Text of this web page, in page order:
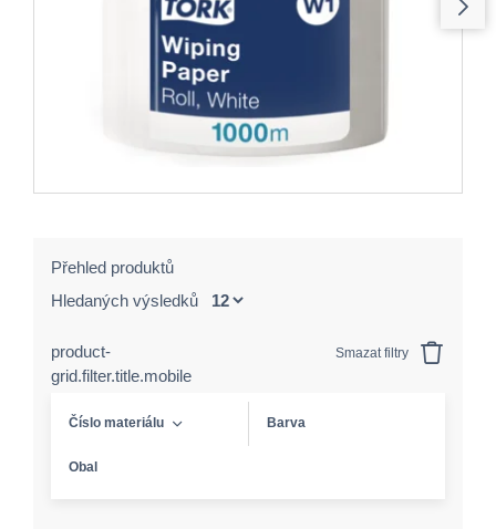
Přehled produktů
Hledaných výsledků
product-
grid.filter.title.mobile
Smazat filtry
Číslo materiálu Barva
Obal